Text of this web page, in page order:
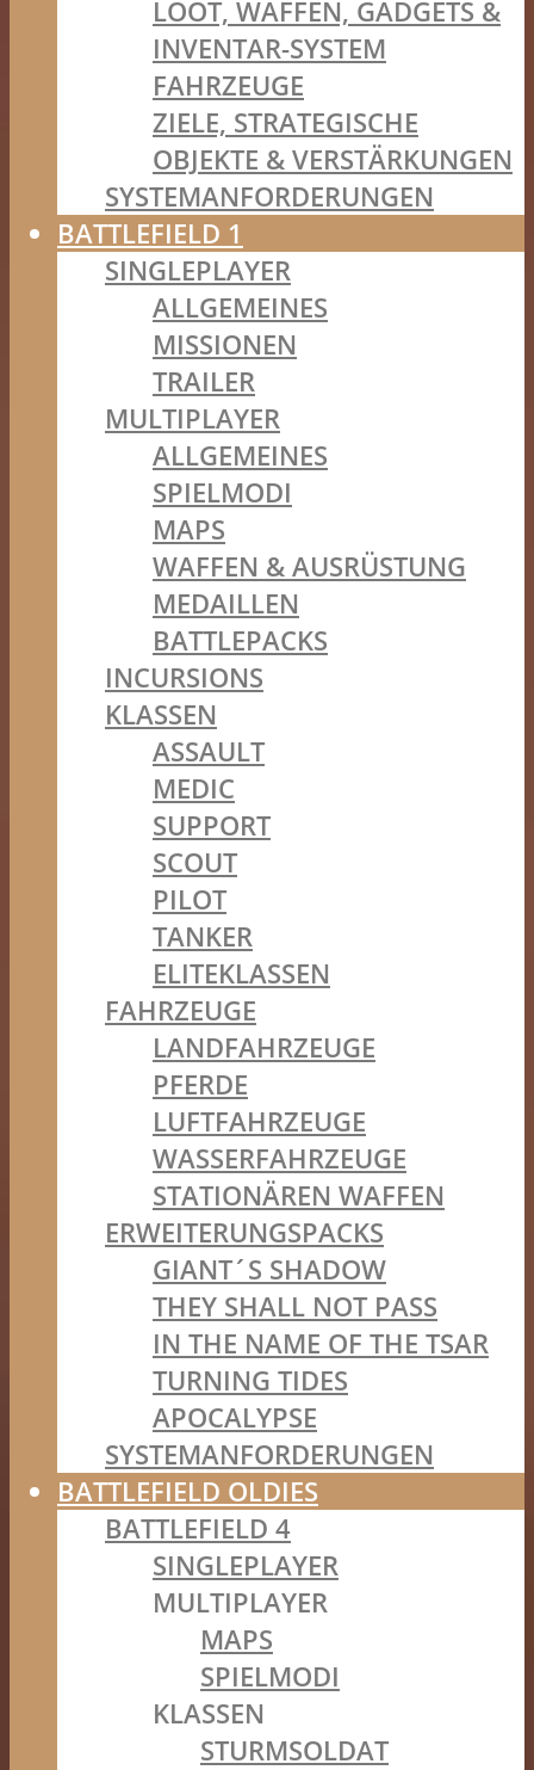
LOOT, WAFFEN, GADGETS &
INVENTAR-SYSTEM
FAHRZEUGE
ZIELE, STRATEGISCHE
OBJEKTE & VERSTÄRKUNGEN
SYSTEMANFORDERUNGEN
BATTLEFIELD 1
SINGLEPLAYER
ALLGEMEINES
MISSIONEN
TRAILER
MULTIPLAYER
ALLGEMEINES
SPIELMODI
MAPS
WAFFEN & AUSRÜSTUNG
MEDAILLEN
BATTLEPACKS
INCURSIONS
KLASSEN
ASSAULT
MEDIC
SUPPORT
SCOUT
PILOT
TANKER
ELITEKLASSEN
FAHRZEUGE
LANDFAHRZEUGE
PFERDE
LUFTFAHRZEUGE
WASSERFAHRZEUGE
STATIONÄREN WAFFEN
ERWEITERUNGSPACKS
GIANT´S SHADOW
THEY SHALL NOT PASS
IN THE NAME OF THE TSAR
TURNING TIDES
APOCALYPSE
SYSTEMANFORDERUNGEN
BATTLEFIELD OLDIES
BATTLEFIELD 4
SINGLEPLAYER
MULTIPLAYER
MAPS
SPIELMODI
KLASSEN
STURMSOLDAT